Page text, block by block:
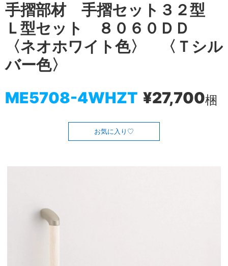
手摺部材 手摺セット３２型
Ｌ型セット ８０６０ＤＤ
〈ネオホワイト色〉 〈Ｔシル
バー色〉
ME5708-4WHZT ¥27,700梱
お気に入り